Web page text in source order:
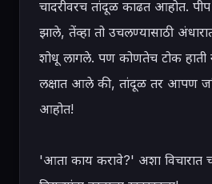
चादरीवरच तांदूळ काढत आहोत.
झाले, तेंव्हा तो उचलण्यासाठी
शोधू लागले. पण कोणतेच टोक हाती
लक्षात आले की, तांदूळ तर आपण
आहोत!
'आता काय करावे?' अशा विचारात